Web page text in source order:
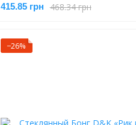
468.34 грн
415.85 грн
−26%